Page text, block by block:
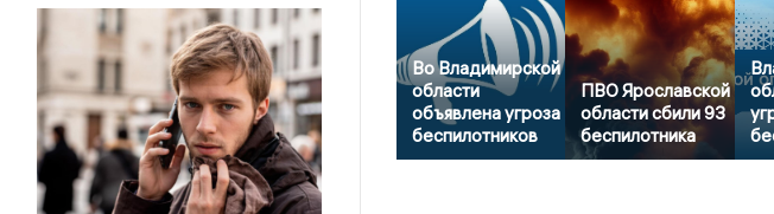
Во Владимирской
области
объявлена угроза
беспилотников
ПВО Ярославской
области сбили 93
беспилотника